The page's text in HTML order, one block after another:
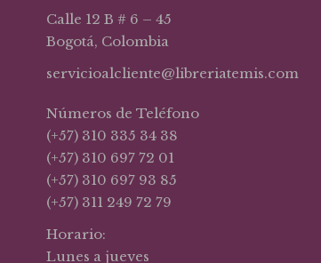
Calle 12 B # 6 – 45
Bogotá, Colombia
servicioalcliente@libreriatemis.com
Números de Teléfono
(+57) 310 335 34 38
(+57) 310 697 72 01
(+57) 310 697 93 85
(+57) 311 249 72 79
Horario:
Lunes a jueves